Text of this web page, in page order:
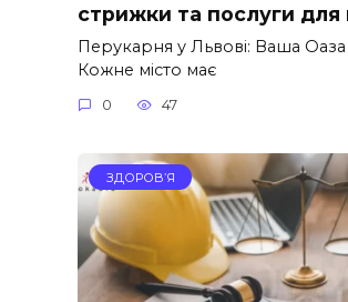
стрижки та послуги для
Перукарня у Львові: Ваша
Кожне місто має
0 47
ЗДОРОВ’Я